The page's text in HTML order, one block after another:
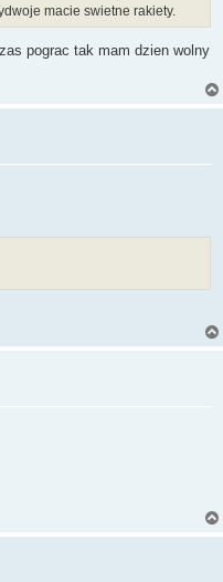
macie swietne rakiety.
pograc tak mam dzien wolny